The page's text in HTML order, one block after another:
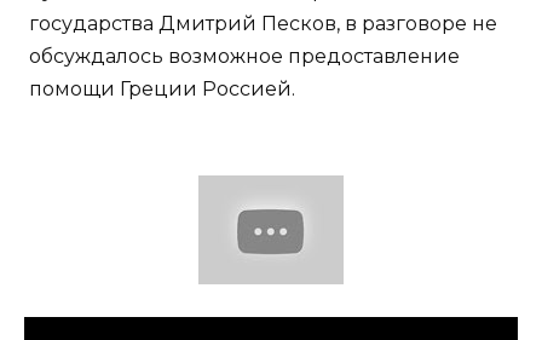
государства Дмитрий Песков, в разговоре не
обсуждалось возможное предоставление
помощи Греции Россией.